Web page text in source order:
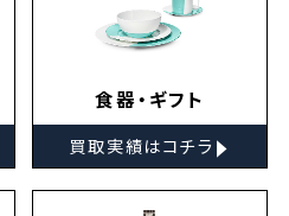
食器・ギフト
買取実績はコチラ ▸